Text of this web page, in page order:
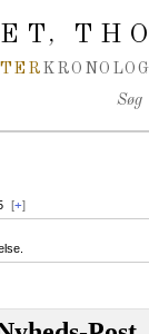
,
Søg
[+]